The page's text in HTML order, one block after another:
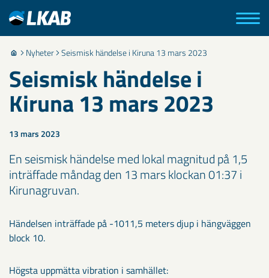
Nyheter Seismisk händelse i Kiruna 13 mars 2023
Seismisk händelse i
Kiruna 13 mars 2023
13 mars 2023
En seismisk händelse med lokal magnitud på 1,5
inträffade måndag den 13 mars klockan 01:37 i
Kirunagruvan.
Händelsen inträffade på -1011,5 meters djup i hängväggen
block 10.
Högsta uppmätta vibration i samhället: